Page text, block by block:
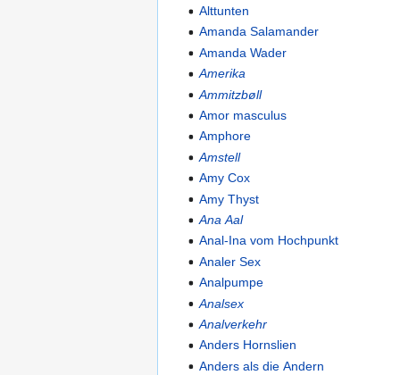
Alttunten
Amanda Salamander
Amanda Wader
Amerika
Ammitzbøll
Amor masculus
Amphore
Amstell
Amy Cox
Amy Thyst
Ana Aal
Anal-Ina vom Hochpunkt
Analer Sex
Analpumpe
Analsex
Analverkehr
Anders Hornslien
Anders als die Andern